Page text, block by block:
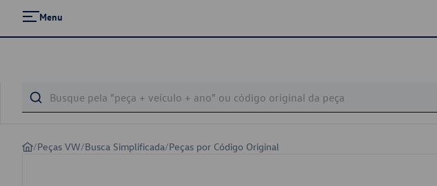
Menu
/Peças VW/Busca Simplificada/Peças por Código Original